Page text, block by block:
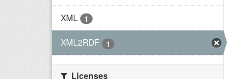
XML 1
XML2RDF 1
Licenses